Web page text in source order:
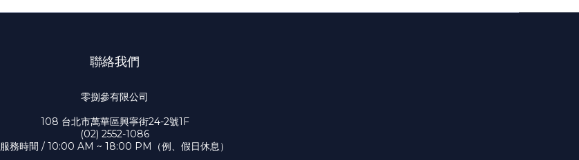
聯絡我們
零捌參有限公司
108 台北市萬華區興寧街24-2號1F
(02) 2552-1086
服務時間 / 10:00 AM ~ 18:00 PM（例、假日休息）